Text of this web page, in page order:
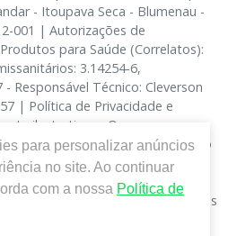
- Itoupava Seca - Blumenau -
001 | Autorizações de
para Saúde (Correlatos):
3.14254-6,
Responsável Técnico: Cleverson
| Política de Privacidade e
ilustrativas - Os preços e
sujeitos a alterações. Em caso
site, o valor válido é o do
por atacado, por isso
não atender compras de grandes
para personalizar anúncios
no site. Ao continuar
com a nossa Política de